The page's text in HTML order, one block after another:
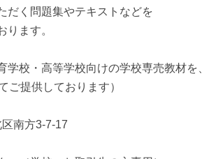
だく問題集やテキストなどを
ります。
学校・高等学校向けの学校専売教材を、
ご提供しております）
南方3-7-17